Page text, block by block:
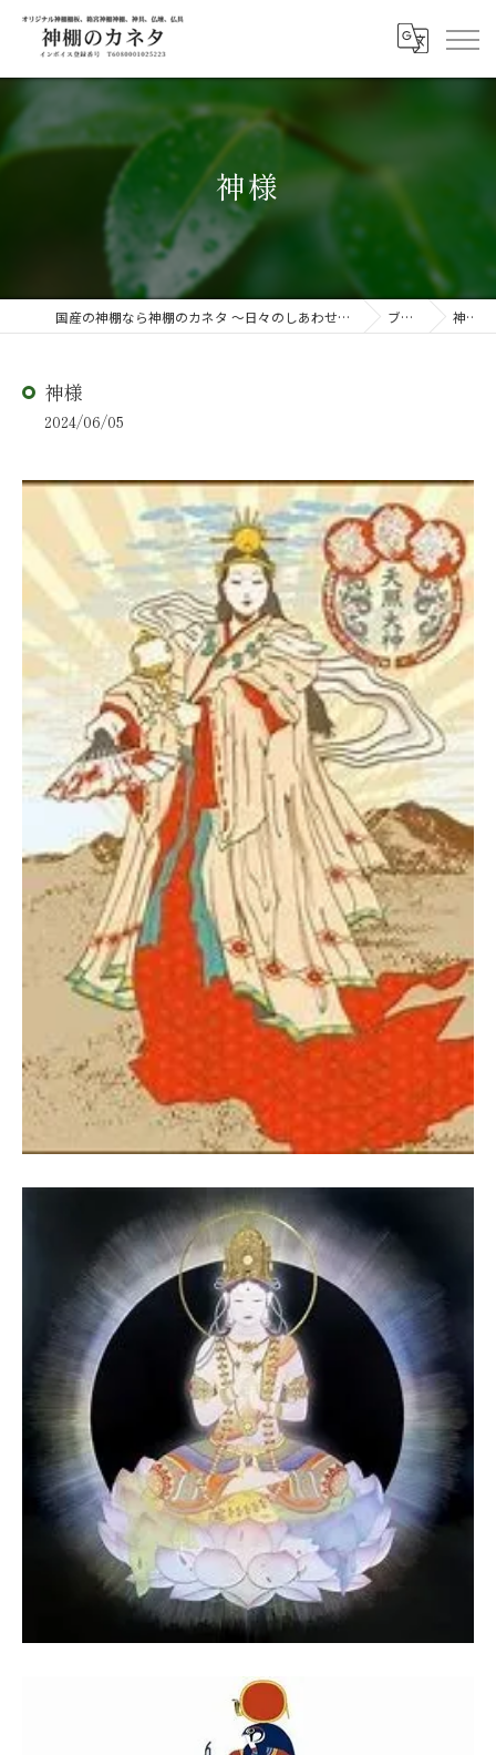
神様
国産の神棚なら神棚のカネタ ～日々のしあわせを感じる物を～ ブログ 神様
神様
2024/06/05